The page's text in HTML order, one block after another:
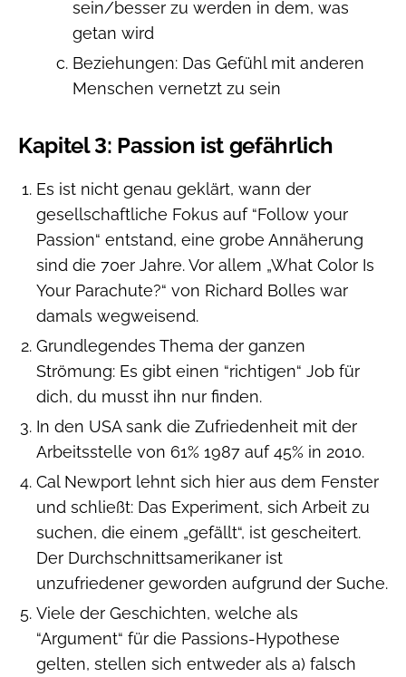
sein/besser zu werden in dem, was
getan wird
Beziehungen: Das Gefühl mit anderen
Menschen vernetzt zu sein
Kapitel 3: Passion ist gefährlich
Es ist nicht genau geklärt, wann der
gesellschaftliche Fokus auf “Follow your
Passion“ entstand, eine grobe Annäherung
sind die 70er Jahre. Vor allem „What Color Is
Your Parachute?“ von Richard Bolles war
damals wegweisend.
Grundlegendes Thema der ganzen
Strömung: Es gibt einen “richtigen“ Job für
dich, du musst ihn nur finden.
In den USA sank die Zufriedenheit mit der
Arbeitsstelle von 61% 1987 auf 45% in 2010.
Cal Newport lehnt sich hier aus dem Fenster
und schließt: Das Experiment, sich Arbeit zu
suchen, die einem „gefällt“, ist gescheitert.
Der Durchschnittsamerikaner ist
unzufriedener geworden aufgrund der Suche.
Viele der Geschichten, welche als
“Argument“ für die Passions-Hypothese
gelten, stellen sich entweder als a) falsch